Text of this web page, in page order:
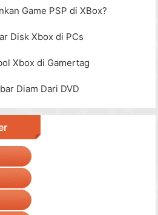
Game PSP di XBox?
Disk Xbox di PCs
Xbox di Gamertag
Diam Dari DVD